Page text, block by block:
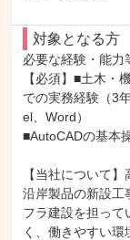
対象となる方
必要な経験・能力
【必須】■土木・
での実務経験（3
el、Word）
■AutoCADの基本
【当社について
沿岸製品の新設工
フラ建設を担って
く、働きやすい